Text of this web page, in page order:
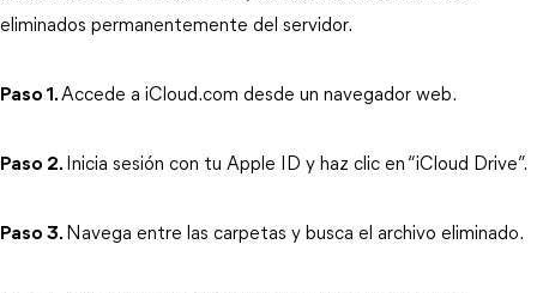
eliminados permanentemente del servidor.
Paso 1.Accede a iCloud.com desde un navegador web.
Paso 2. Inicia sesión con tu Apple ID y haz clic en “iCloud Drive”.
Paso 3. Navega entre las carpetas y busca el archivo eliminado.